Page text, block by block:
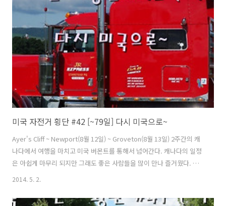
미국 자전거 횡단 #42 [~79일] 다시 미국으로~
Ayer's Cliff ~ Newport(8월 12일) ~ Groveton(8월 13일) 2주간의 캐
나다에서 여행을 마치고 미국 버몬트를 통해서 넘어간다. 캐나다의 일정
은 아쉽게 마무리 되지만 그래도 좋은 사람들을 많이 만나 즐거웠다. 나
중에 기회가 된다면 토론트, 몬트리올, 오타와 같은 도시들을 꼭 다시 가
출발 준비를 한다. 쫓기듯 다음 목적지를 향해 새벽이나 아침일찍 출발해
2014. 5. 2.